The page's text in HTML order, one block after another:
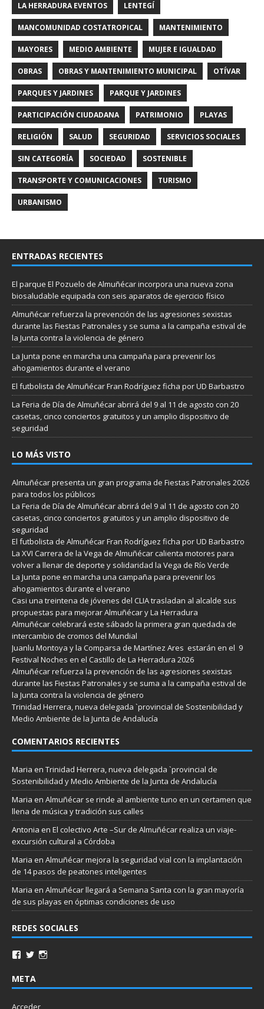
LA HERRADURA EVENTOS LENTEGÍ
MANCOMUNIDAD COSTATROPICAL MANTENIMIENTO
MAYORES MEDIO AMBIENTE MUJER E IGUALDAD
OBRAS OBRAS Y MANTENIMIENTO MUNICIPAL OTÍVAR
PARQUES Y JARDINES PARQUE Y JARDINES
PARTICIPACIÓN CIUDADANA PATRIMONIO PLAYAS
RELIGIÓN SALUD SEGURIDAD SERVICIOS SOCIALES
SIN CATEGORÍA SOCIEDAD SOSTENIBLE
TRANSPORTE Y COMUNICACIONES TURISMO
URBANISMO
ENTRADAS RECIENTES
El parque El Pozuelo de Almuñécar incorpora una nueva zona
biosaludable equipada con seis aparatos de ejercicio físico
Almuñécar refuerza la prevención de las agresiones sexistas
durante las Fiestas Patronales y se suma a la campaña estival de
la Junta contra la violencia de género
La Junta pone en marcha una campaña para prevenir los
ahogamientos durante el verano
El futbolista de Almuñécar Fran Rodríguez ficha por UD Barbastro
La Feria de Día de Almuñécar abrirá del 9 al 11 de agosto con 20
casetas, cinco conciertos gratuitos y un amplio dispositivo de
seguridad
LO MÁS VISTO
Almuñécar presenta un gran programa de Fiestas Patronales 2026
para todos los públicos
La Feria de Día de Almuñécar abrirá del 9 al 11 de agosto con 20
casetas, cinco conciertos gratuitos y un amplio dispositivo de
seguridad
El futbolista de Almuñécar Fran Rodríguez ficha por UD Barbastro
La XVI Carrera de la Vega de Almuñécar calienta motores para
volver a llenar de deporte y solidaridad la Vega de Río Verde
La Junta pone en marcha una campaña para prevenir los
ahogamientos durante el verano
Casi una treintena de jóvenes del CLIA trasladan al alcalde sus
propuestas para mejorar Almuñécar y La Herradura
Almuñécar celebrará este sábado la primera gran quedada de
intercambio de cromos del Mundial
Juanlu Montoya y la Comparsa de Martínez Ares estarán en el 9
Festival Noches en el Castillo de La Herradura 2026
Almuñécar refuerza la prevención de las agresiones sexistas
durante las Fiestas Patronales y se suma a la campaña estival de
la Junta contra la violencia de género
Trinidad Herrera, nueva delegada `provincial de Sostenibilidad y
Medio Ambiente de la Junta de Andalucía
COMENTARIOS RECIENTES
Maria en Trinidad Herrera, nueva delegada `provincial de
Sostenibilidad y Medio Ambiente de la Junta de Andalucía
Maria en Almuñécar se rinde al ambiente tuno en un certamen que
llena de música y tradición sus calles
Antonia en El colectivo Arte –Sur de Almuñécar realiza un viaje-
excursión cultural a Córdoba
Maria en Almuñécar mejora la seguridad vial con la implantación
de 14 pasos de peatones inteligentes
Maria en Almuñécar llegará a Semana Santa con la gran mayoría
de sus playas en óptimas condiciones de uso
REDES SOCIALES
META
Acceder